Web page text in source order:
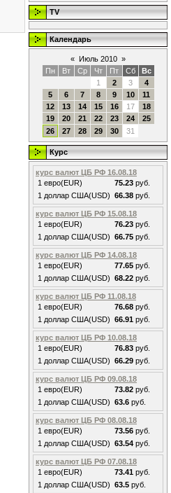
TV
Календарь
« Июль 2010 »
Пн
Вт Ср Чт Пт Сб
Вс
1
2 3
4
5
6 7 8 9 10
11
12
13 14 15 16 17
18
19
20 21 22 23 24
25
26
27 28 29 30 31
Курс
курс валют ЦБ РФ 16.08.18
1 евро(EUR)
75.23 руб.
1 доллар США(USD) 66.38 руб.
курс валют ЦБ РФ 15.08.18
1 евро(EUR)
76.23 руб.
1 доллар США(USD) 66.75 руб.
курс валют ЦБ РФ 14.08.18
1 евро(EUR)
77.65 руб.
1 доллар США(USD) 68.22 руб.
курс валют ЦБ РФ 11.08.18
1 евро(EUR)
76.68 руб.
1 доллар США(USD) 66.91 руб.
курс валют ЦБ РФ 10.08.18
1 евро(EUR)
76.83 руб.
1 доллар США(USD) 66.29 руб.
курс валют ЦБ РФ 09.08.18
1 евро(EUR)
73.82 руб.
1 доллар США(USD) 63.6 руб.
курс валют ЦБ РФ 08.08.18
1 евро(EUR)
73.56 руб.
1 доллар США(USD) 63.54 руб.
курс валют ЦБ РФ 07.08.18
1 евро(EUR)
73.41 руб.
1 доллар США(USD) 63.5 руб.